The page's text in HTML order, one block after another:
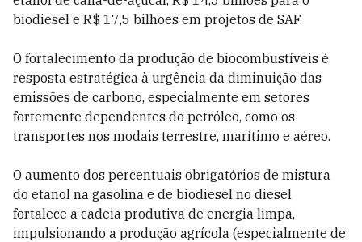
biodiesel e R$ 17,5 bilhões em projetos de SAF.
O fortalecimento da produção de biocombustíveis é
resposta estratégica à urgência da diminuição das
emissões de carbono, especialmente em setores
fortemente dependentes do petróleo, como os
transportes nos modais terrestre, marítimo e aéreo.
O aumento dos percentuais obrigatórios de mistura
do etanol na gasolina e de biodiesel no diesel
fortalece a cadeia produtiva de energia limpa,
impulsionando a produção agrícola (especialmente de